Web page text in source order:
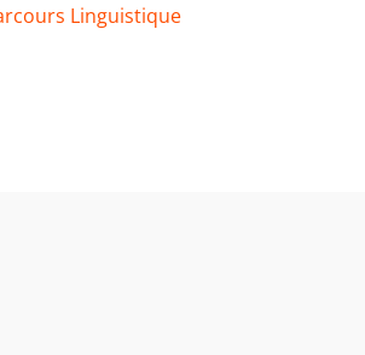
Linguistique